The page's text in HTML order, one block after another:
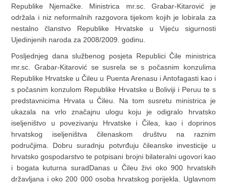
Republike Njemačke. Ministrica mr.sc. Grabar-Kitarović je
održala i niz neformalnih razgovora tijekom kojih je lobirala za
nestalno članstvo Republike Hrvatske u Vijeću sigurnosti
Ujedinjenih naroda za 2008/2009. godinu.
Posljednjeg dana službenog posjeta Republici Čile ministrica
mr.sc. Grabar-Kitarović se susrela se s počasnim konzulima
Republike Hrvatske u Čileu u Puenta Arenasu i Antofagasti kao i
s počasnim konzulom Republike Hrvatske u Boliviji i Peruu te s
predstavnicima Hrvata u Čileu. Na tom susretu ministrica je
ukazala na vrlo značajnu ulogu koju je odigralo hrvatsko
iseljeništvo u povezivanju Hrvatske i Čilea, kao i doprinos
hrvatskog iseljeništva čilenaskom društvu na raznim
područjima. Dobru suradnju potvrđuju čileanske investicije u
hrvatsko gospodarstvo te potpisani brojni bilateralni ugovori kao
i bogata kuturna suradDanas u Čileu živi oko 900 hrvatskih
državljana i oko 200 000 osoba hrvatskog porijekla. Uglavnom